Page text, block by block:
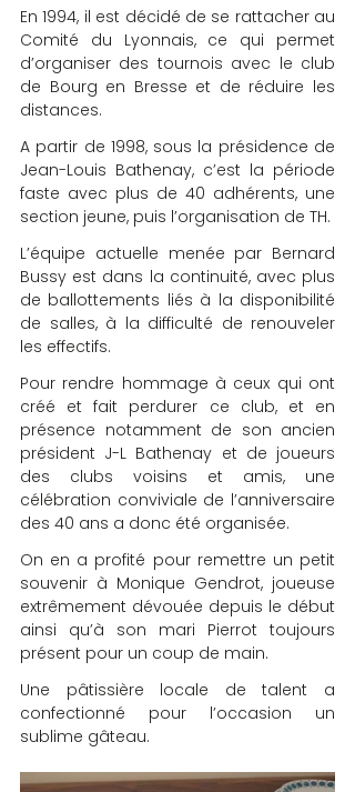
En 1994, il est décidé de se rattacher au
Comité du Lyonnais, ce qui permet
d’organiser des tournois avec le club
de Bourg en Bresse et de réduire les
distances.
A partir de 1998, sous la présidence de
Jean-Louis Bathenay, c’est la période
faste avec plus de 40 adhérents, une
section jeune, puis l’organisation de TH.
L’équipe actuelle menée par Bernard
Bussy est dans la continuité, avec plus
de ballottements liés à la disponibilité
de salles, à la difficulté de renouveler
les effectifs.
Pour rendre hommage à ceux qui ont
créé et fait perdurer ce club, et en
présence notamment de son ancien
président J-L Bathenay et de joueurs
des clubs voisins et amis, une
célébration conviviale de l’anniversaire
des 40 ans a donc été organisée.
On en a profité pour remettre un petit
souvenir à Monique Gendrot, joueuse
extrêmement dévouée depuis le début
ainsi qu’à son mari Pierrot toujours
présent pour un coup de main.
Une pâtissière locale de talent a
confectionné pour l’occasion un
sublime gâteau.